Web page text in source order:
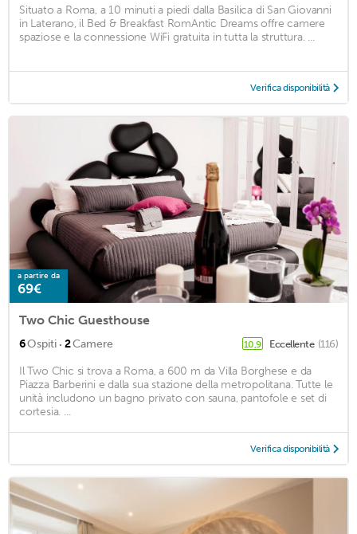
Situato a Roma, a 10 minuti a piedi dalla Basilica di San Giovanni
in Laterano, il Bed & Breakfast RomAntic Dreams offre camere
spaziose e la connessione WiFi gratuita in tutta la struttura. ...
Verifica disponibilità
a partire da
69€
Two Chic Guesthouse
6Ospiti · 2Camere 10,9 Eccellente (116)
Il Two Chic si trova a Roma, a 600 m da Villa Borghese e da
Piazza Barberini e dalla sua stazione della metropolitana. Tutte le
unità includono un bagno privato con sauna, pantofole e set di
cortesia. ...
Verifica disponibilità